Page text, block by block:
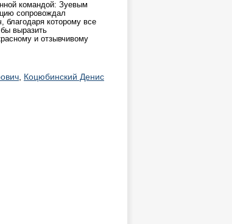
командой: Зуевым
сопровождал
благодаря которому все
выразить
и отзывчивому
Коцюбинский Денис